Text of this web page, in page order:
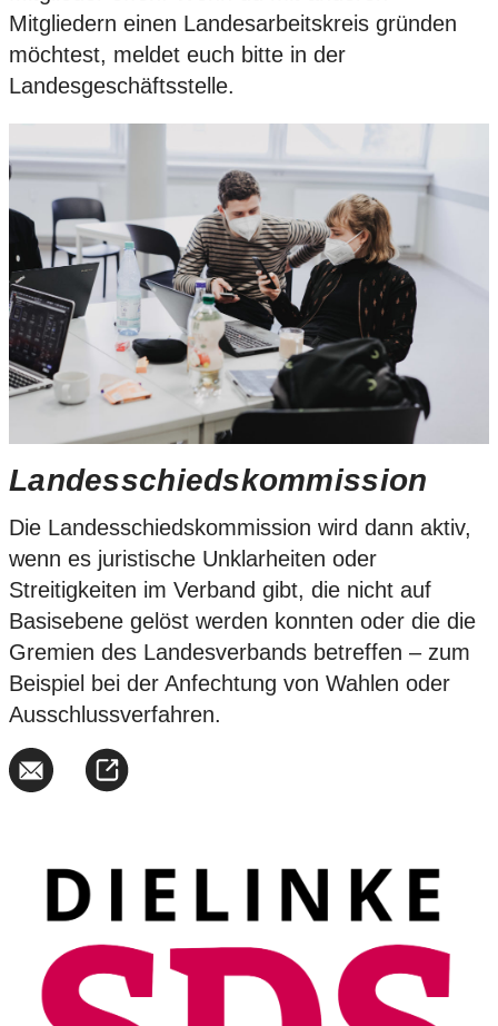
Mitgliedern einen Landesarbeitskreis gründen
möchtest, meldet euch bitte in der
Landesgeschäftsstelle.
Landesschiedskommission
Die Landesschiedskommission wird dann aktiv,
wenn es juristische Unklarheiten oder
Streitigkeiten im Verband gibt, die nicht auf
Basisebene gelöst werden konnten oder die die
Gremien des Landesverbands betreffen – zum
Beispiel bei der Anfechtung von Wahlen oder
Ausschlussverfahren.